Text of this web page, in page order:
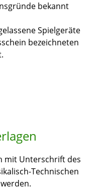
bekannt
Spielgeräte
bezeichneten
mit Unterschrift des
Technischen